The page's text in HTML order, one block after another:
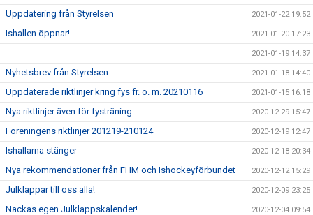
Uppdatering från Styrelsen 2021-01-22 19:52
Ishallen öppnar! 2021-01-20 17:23
2021-01-19 14:37
Nyhetsbrev från Styrelsen 2021-01-18 14:40
Uppdaterade riktlinjer kring fys fr. o. m. 20210116 2021-01-15 16:18
Nya riktlinjer även för fysträning 2020-12-29 15:47
Föreningens riktlinjer 201219-210124 2020-12-19 12:47
Ishallarna stänger 2020-12-18 20:34
Nya rekommendationer från FHM och Ishockeyförbundet 2020-12-12 15:29
Julklappar till oss alla! 2020-12-09 23:25
Nackas egen Julklappskalender! 2020-12-04 09:54